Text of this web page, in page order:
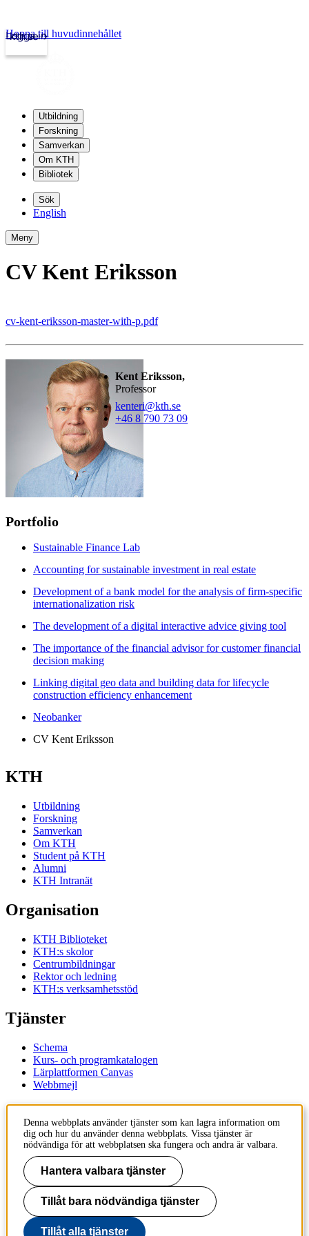
kth.se
Logga in
Hoppa till huvudinnehållet
Utbildning
Forskning
Samverkan
Om KTH
Bibliotek
Sök
English
Meny
CV Kent Eriksson
cv-kent-eriksson-master-with-p.pdf
Kent Eriksson,
Professor
kenteri@kth.se
+46 8 790 73 09
Portfolio
Sustainable Finance Lab
Accounting for sustainable investment in real estate
Development of a bank model for the analysis of firm-specific
internationalization risk
The development of a digital interactive advice giving tool
The importance of the financial advisor for customer financial
decision making
Linking digital geo data and building data for lifecycle
construction efficiency enhancement
Neobanker
CV Kent Eriksson
KTH
Utbildning
Forskning
Samverkan
Om KTH
Student på KTH
Alumni
KTH Intranät
Organisation
KTH Biblioteket
KTH:s skolor
Centrumbildningar
Rektor och ledning
KTH:s verksamhetsstöd
Tjänster
Schema
Kurs- och programkatalogen
Lärplattformen Canvas
Webbmejl
KTH
100 44 Stockholm
+46 8 790 60 00
Kontakta KTH
Jobba på KTH
Press och media
Faktura och betalning KTH
Denna webbplats använder tjänster som kan lagra information om
dig och hur du använder denna webbplats. Vissa tjänster är
nödvändiga för att webbplatsen ska fungera och andra är valbara.
Hantera valbara tjänster
Tillåt bara nödvändiga tjänster
Tillåt alla tjänster